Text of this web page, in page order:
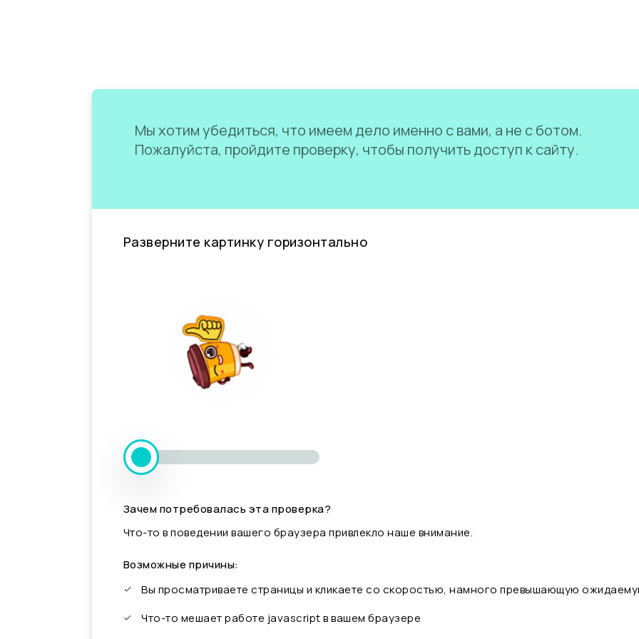
Мы хотим убедиться, что имеем дело именно с вами, а не с ботом.
Пожалуйста, пройдите проверку, чтобы получить доступ к сайту.
Разверните картинку горизонтально
Зачем потребовалась эта проверка?
Что-то в поведении вашего браузера привлекло наше внимание.
Возможные причины:
Вы просматриваете страницы и кликаете со скоростью, намного превышающую
Что-то мешает работе javascript в вашем браузере